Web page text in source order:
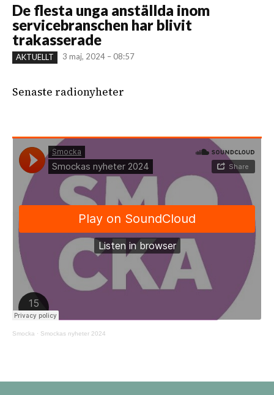
De flesta unga anställda inom
servicebranschen har blivit
trakasserade
AKTUELLT 3 maj, 2024 – 08:57
Senaste radionyheter
Smocka · Smockas nyheter 2024